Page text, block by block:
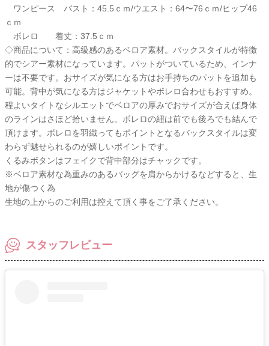
ワンピース バスト：45.5ｃｍ/ウエスト：64〜76ｃｍ/ヒップ46
ｃｍ
ボレロ 着丈：37.5ｃｍ
◇商品について：高級感のあるベロア素材。バックスタイルが特徴
的でシアー素材になっています。パットがついているため、インナ
ーは不要です。おサイズが気になる方はお手持ちのパットを追加も
可能。背中が気になる方はジャケットやボレロ合わせもおすすめ。
程よいタイトなシルエットでベロアの厚みでおサイズが合えば身体
のラインはさほど拾いません。ボレロの紐は前でも後ろでも結んで
頂けます。ボレロを羽織ってもポイントとなるバックスタイルは変
わらず魅せられるのが嬉しいポイントです。
くるみボタンはフェイクで背中部分はチャックです。
※ベロア素材な為重みのあるバッグを肩からかけるなどすると、生
地が傷つく為
生地の上からのご利用は控えて頂く事をご了承ください。
スタッフレビュー